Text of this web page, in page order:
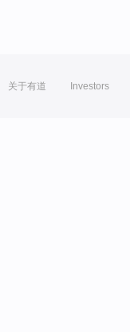
关于有道 Investors